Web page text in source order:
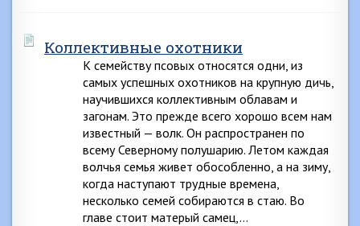
Коллективные охотники
К семейству псовых относятся одни, из
самых успешных охотников на крупную дичь,
научившихся коллективным облавам и
загонам. Это прежде всего хорошо всем нам
известный — волк. Он распространен по
всему Северному полушарию. Летом каждая
волчья семья живет обособленно, а на зиму,
когда наступают трудные времена,
несколько семей собираются в стаю. Во
главе стоит матерый самец,…